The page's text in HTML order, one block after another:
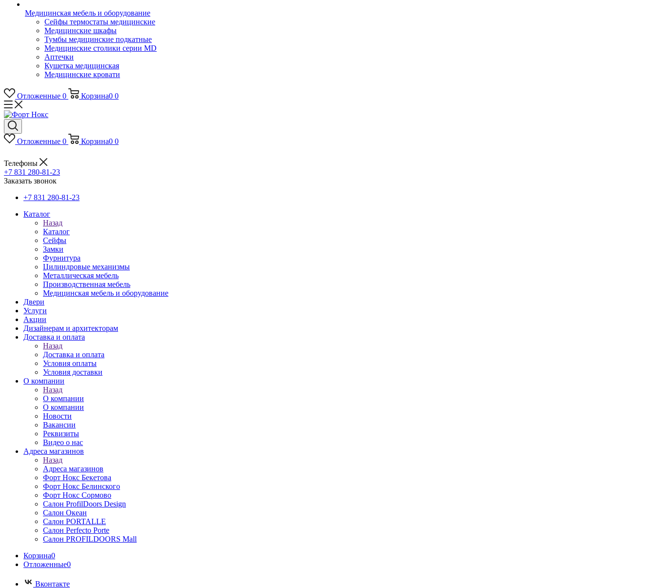
Медицинская мебель и оборудование
Сейфы термостаты медицинские
Медицинские шкафы
Тумбы медицинские подкатные
Медицинские столики серии MD
Аптечки
Кушетка медицинская
Медицинские кровати
Отложенные 0 Корзина0 0
Отложенные 0 Корзина0 0
Телефоны
+7 831 280-81-23
Заказать звонок
+7 831 280-81-23
Каталог
Назад
Каталог
Сейфы
Замки
Фурнитура
Цилиндровые механизмы
Металлическая мебель
Производственная мебель
Медицинская мебель и оборудование
Двери
Услуги
Акции
Дизайнерам и архитекторам
Доставка и оплата
Назад
Доставка и оплата
Условия оплаты
Условия доставки
О компании
Назад
О компании
О компании
Новости
Вакансии
Реквизиты
Видео о нас
Адреса магазинов
Назад
Адреса магазинов
Форт Нокс Бекетова
Форт Нокс Белинского
Форт Нокс Сормово
Салон ProfilDoors Design
Салон Океан
Салон PORTALLE
Салон Perfecto Portе
Салон PROFILDOORS Mall
Корзина0
Отложенные0
Вконтакте